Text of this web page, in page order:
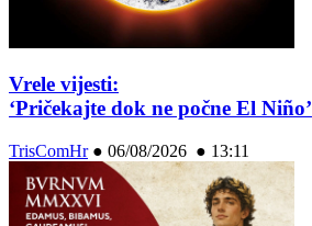
Vrele vijesti:
‘Pričekajte dok ne počne El Niño’
TrisComHr● 06/08/2026 ● 13:11